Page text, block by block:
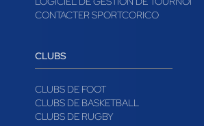
CONTACTER SPORTCORICO
CLUBS
CLUBS DE FOOT
CLUBS DE BASKETBALL
CLUBS DE RUGBY